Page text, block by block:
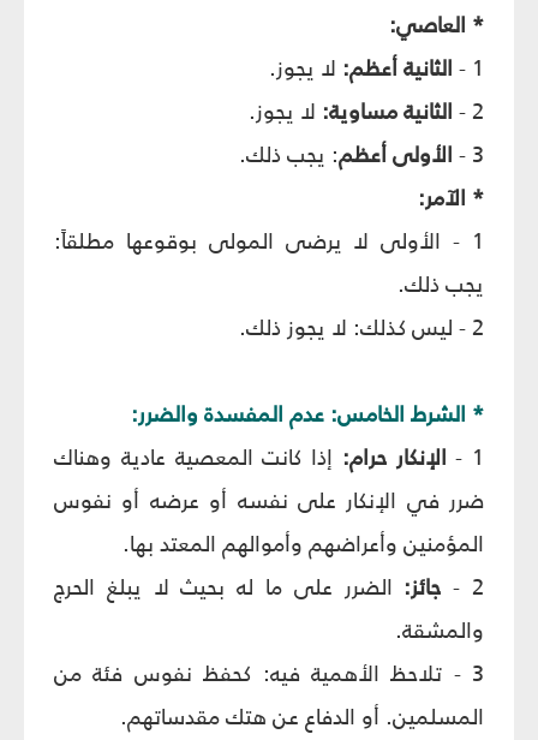
* العاصي:
1 -
الثانية أعظم: لا يجوز.
2 -
الثانية مساوية: لا يجوز.
3 -
الأولى أعظم: يجب ذلك.
* الآمر:
1 - الأولى لا يرضى المولى بوقوعها مطلقاً:
يجب ذلك.
2 - ليس كذلك: لا يجوز ذلك.
* الشرط الخامس: عدم المفسدة والضرر:
1 - الإنكار حرام: إذا كانت المعصية عادية وهناك
ضرر في الإنكار على نفسه أو عرضه أو نفوس
المؤمنين وأعراضهم وأموالهم المعتد بها.
2 -
جائز: الضرر على ما له بحيث لا يبلغ الحرج
والمشقة.
3 - تلاحظ الأهمية فيه: كحفظ نفوس فئة من
المسلمين. أو الدفاع عن هتك مقدساتهم.